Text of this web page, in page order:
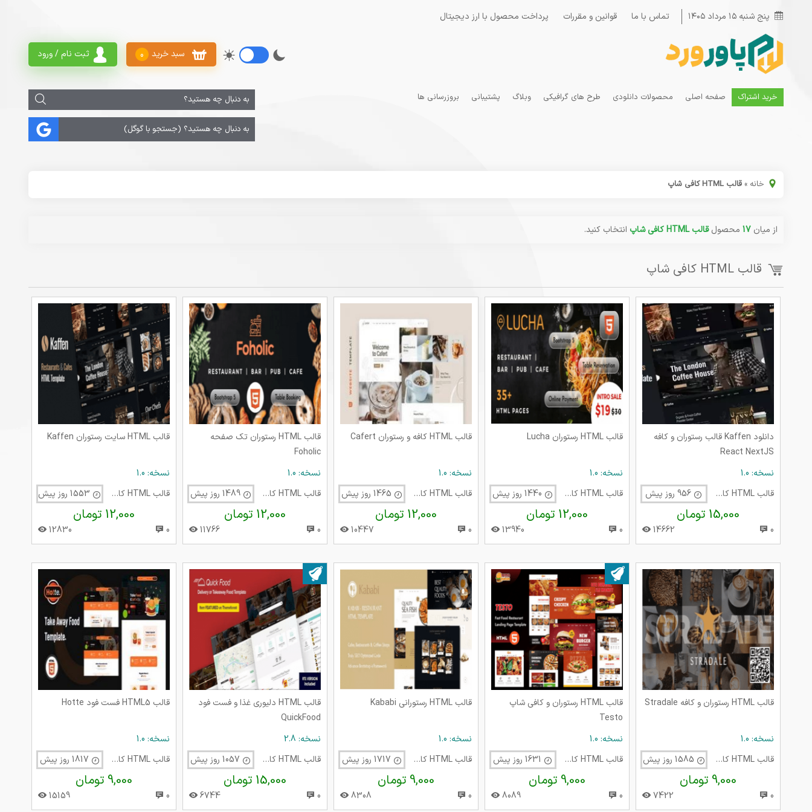
پنج شنبه ۱۵ مرداد ۱۴۰۵ تماس با ما قوانین و مقررات پرداخت محصول با ارز دیجیتال
ثبت نام / ورود سبد خرید 0
خرید اشتراک صفحه اصلی محصولات دانلودی طرح های گرافیکی وبلاگ پشتیبانی بروزرسانی ها
خانه » قالب HTML کافی شاپ
از میان 17 محصولقالب HTML کافی شاپ انتخاب کنید.
قالب HTML کافی شاپ
دانلود Kaffen قالب رستوران و کافه
React NextJS
نسخه: 1.0
قالب HTML کافی شاپ
15,000 تومان
0
14662
قالب HTML رستوران Lucha
نسخه: 1.0
قالب HTML کافی شاپ
12,000 تومان
0
13940
قالب HTML کافه و رستوران Cafert
نسخه: 1.0
قالب HTML کافی شاپ
12,000 تومان
0
10447
قالب HTML رستوران تک صفحه
Foholic
نسخه: 1.0
قالب HTML کافی شاپ
1489 روز پیش
12,000 تومان
0
11766
قالب HTML سایت رستوران Kaffen
نسخه: 1.0
قالب HTML کافی شاپ
12,000 تومان
0
12830
قالب HTML رستوران و کافه Stradale
نسخه: 1.0
قالب HTML کافی شاپ
9,000 تومان
0
7422
بروز شده در ۲۸ بهمن ۱۴۰۰
قالب HTML رستوران و کافی شاپ
Testo
نسخه: 1.0
قالب HTML کافی شاپ
9,000 تومان
0
8089
قالب HTML رستورانی Kababi
نسخه: 1.0
قالب HTML کافی شاپ
9,000 تومان
0
8308
قالب HTML دلیوری غذا و فست فود
QuickFood
نسخه: 2.8
قالب HTML کافی شاپ
15,000 تومان
0
6744
قالب HTML5 فست فود Hotte
نسخه: 1.0
قالب HTML کافی شاپ
9,000 تومان
0
15159